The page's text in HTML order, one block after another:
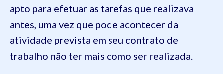
apto para efetuar as tarefas que realizava
antes, uma vez que pode acontecer da
atividade prevista em seu contrato de
trabalho não ter mais como ser realizada.